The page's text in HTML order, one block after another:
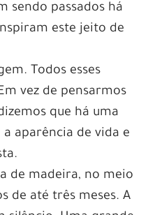
sendo passados há
este jeito de
Todos esses
vez de pensarmos
que há uma
aparência de vida e
de madeira, no meio
de até três meses. A